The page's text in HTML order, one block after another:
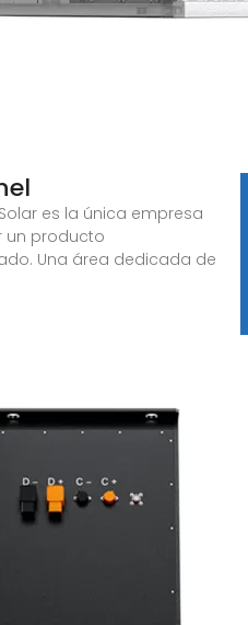
Solar es la única empresa
un producto
Una área dedicada de